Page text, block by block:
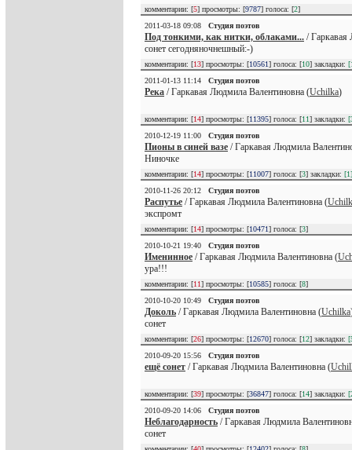
комментарии: [5] просмотры: [9787] голоса: [2]
2011-03-18 09:08
Студия поэтов
Под тонкими, как нитки, облаками... / Гаркавая
сонет сегодняночнешный:-)
комментарии: [13] просмотры: [10561] голоса: [10] закладки:
2011-01-13 11:14
Студия поэтов
Река / Гаркавая Людмила Валентиновна (Uchilka)
комментарии: [14] просмотры: [11395] голоса: [11] закладки:
2010-12-19 11:00
Студия поэтов
Пионы в синей вазе / Гаркавая Людмила
Ниночке
комментарии: [14] просмотры: [11007] голоса: [3] закладки: [1]
2010-11-26 20:12
Студия поэтов
Распутье / Гаркавая Людмила Валентиновна (
экспромт
комментарии: [14] просмотры: [10471] голоса: [3]
2010-10-21 19:40
Студия поэтов
Именинное / Гаркавая Людмила Валентиновна (
ура!!!
комментарии: [11] просмотры: [10585] голоса: [8]
2010-10-20 10:49
Студия поэтов
Доколь / Гаркавая Людмила Валентиновна (Uchilka
сонет
комментарии: [26] просмотры: [12670] голоса: [12] закладки:
2010-09-20 15:56
Студия поэтов
ещё сонет / Гаркавая Людмила Валентиновна (
комментарии: [39] просмотры: [36847] голоса: [14] закладки:
2010-09-20 14:06
Студия поэтов
Неблагодарность / Гаркавая Людмила
сонет